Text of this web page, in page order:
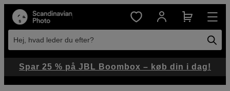
Hej, hvad leder du efter?
Spar 25 % på JBL Boombox – køb din i dag!